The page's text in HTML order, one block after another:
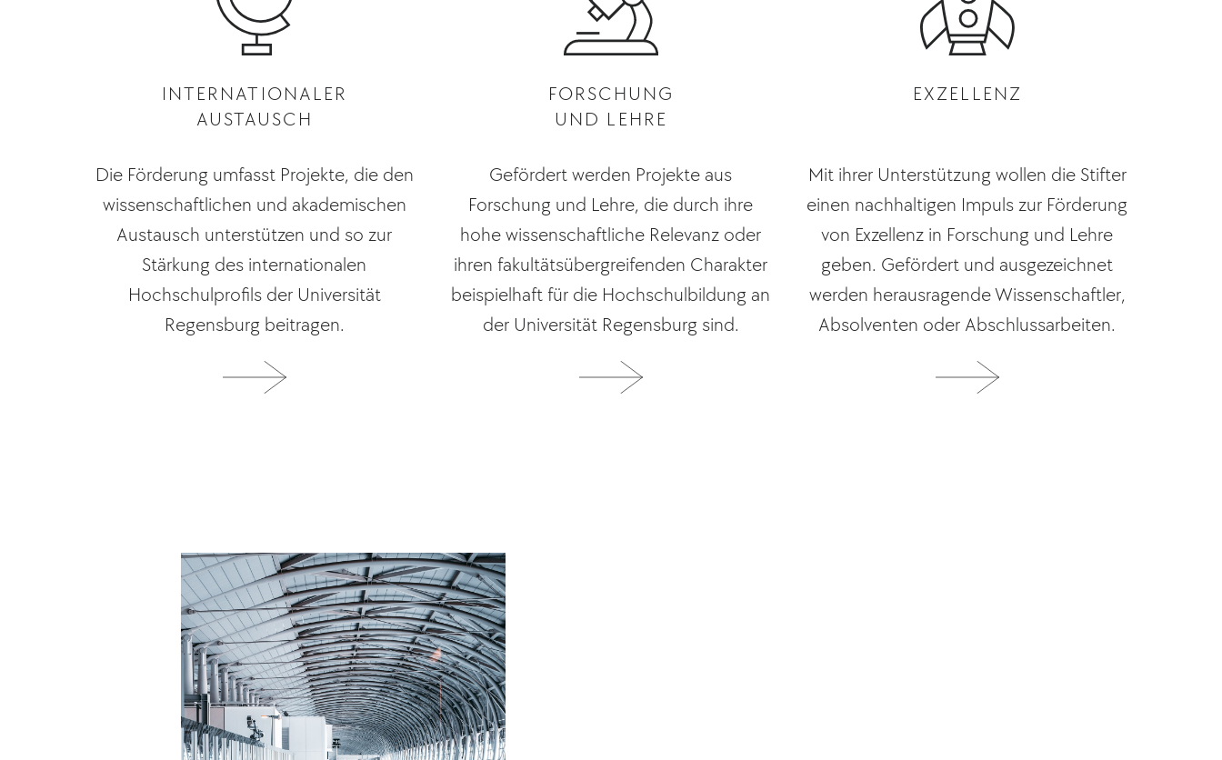
INTERNATIONALER
AUSTAUSCH
Die Förderung umfasst Projekte, die den
wissenschaftlichen und akademischen
Austausch unterstützen und so zur
Stärkung des internationalen
Hochschulprofils der Universität
Regensburg beitragen.
FORSCHUNG
UND LEHRE
Gefördert werden Projekte aus
Forschung und Lehre, die durch ihre
hohe wissenschaftliche Relevanz oder
ihren fakultätsübergreifenden Charakter
beispielhaft für die Hochschulbildung an
der Universität Regensburg sind.
EXZELLENZ
Mit ihrer Unterstützung wollen die Stifter
einen nachhaltigen Impuls zur Förderung
von Exzellenz in Forschung und Lehre
geben. Gefördert und ausgezeichnet
werden herausragende Wissenschaftler,
Absolventen oder Abschlussarbeiten.